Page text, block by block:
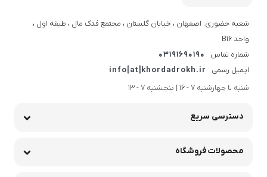
شعبه حضوری: اصفهان ، خیابان گلستان ، مجتمع فدک مال ، طبقه اول ،
واحد B16
شماره تماس
03191690190
ایمیل رسمی
info[at]khordadrokh.ir
شنبه تا چهارشنبه 7 - 16 | پنجشنبه 7 - 13
دسترسی سریع
محصولات فروشگاه